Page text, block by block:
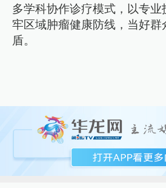
多学科协作诊疗模式，以专
牢区域肿瘤健康防线，当好
盾。